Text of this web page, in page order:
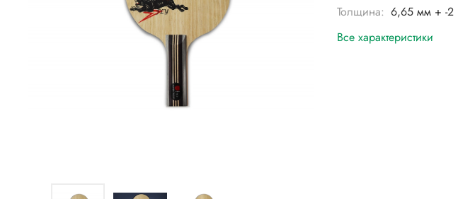
Толщина: 6,65 мм + -2
Все характеристики